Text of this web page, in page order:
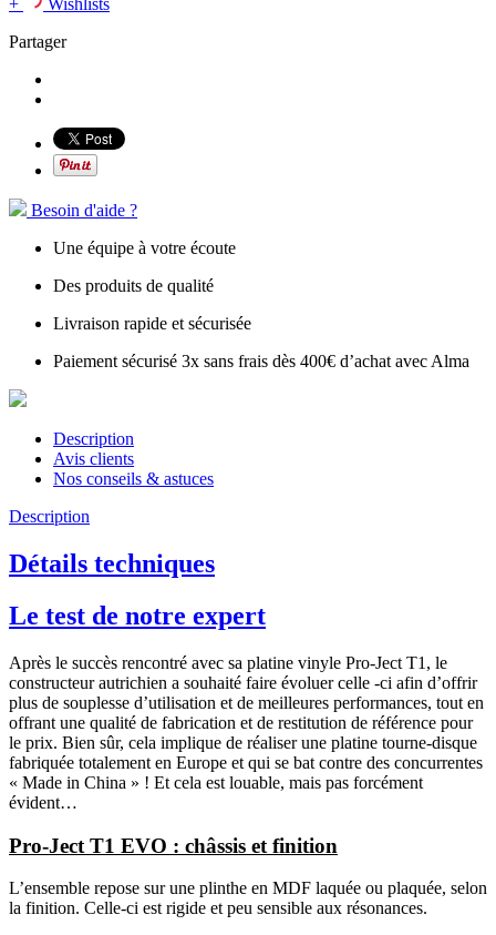
+
Wishlists
Partager
Besoin d'aide ?
Une équipe à votre écoute
Des produits de qualité
Livraison rapide et sécurisée
Paiement sécurisé 3x sans frais dès 400€ d’achat avec Alma
Description
Avis clients
Nos conseils & astuces
Description
Détails techniques
Le test de notre expert
Après le succès rencontré avec sa platine vinyle Pro-Ject T1, le
constructeur autrichien a souhaité faire évoluer celle -ci afin d’offrir
plus de souplesse d’utilisation et de meilleures performances, tout en
offrant une qualité de fabrication et de restitution de référence pour
le prix. Bien sûr, cela implique de réaliser une platine tourne-disque
fabriquée totalement en Europe et qui se bat contre des concurrentes
« Made in China » ! Et cela est louable, mais pas forcément
évident…
Pro-Ject T1 EVO : châssis et finition
L’ensemble repose sur une plinthe en MDF laquée ou plaquée, selon
la finition. Celle-ci est rigide et peu sensible aux résonances.